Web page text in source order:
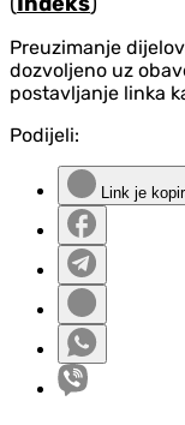
Preuzimanje
dozvoljeno uz
postavljanje linka
Podijeli:
Link je